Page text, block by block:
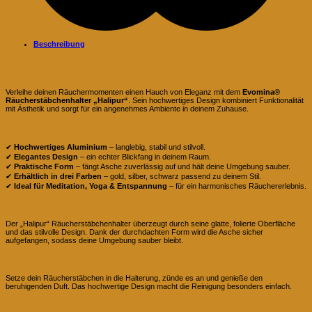
Beschreibung
Verleihe deinen Räuchermomenten einen Hauch von Eleganz mit dem Evomina®
Räucherstäbchenhalter „Halipur“ . Sein hochwertiges Design kombiniert Funktionalität
mit Ästhetik und sorgt für ein angenehmes Ambiente in deinem Zuhause.
✔ Hochwertiges Aluminium – langlebig, stabil und stilvoll.
✔ Elegantes Design – ein echter Blickfang in deinem Raum.
✔ Praktische Form – fängt Asche zuverlässig auf und hält deine Umgebung sauber.
✔ Erhältlich in drei Farben – gold, silber, schwarz passend zu deinem Stil.
✔ Ideal für Meditation, Yoga & Entspannung – für ein harmonisches Räuchererlebnis.
Der „Halipur“ Räucherstäbchenhalter überzeugt durch seine glatte, folierte Oberfläche
und das stilvolle Design. Dank der durchdachten Form wird die Asche sicher
aufgefangen, sodass deine Umgebung sauber bleibt.
Setze dein Räucherstäbchen in die Halterung, zünde es an und genieße den
beruhigenden Duft. Das hochwertige Design macht die Reinigung besonders einfach.